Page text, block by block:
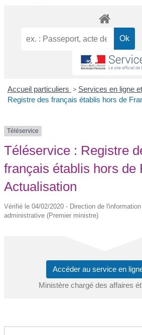
Accueil particuliers > Services en ligne
Registre des français établis hors de
Téléservice
Téléservice : Registre
français établis hors de
Actualisation
Vérifié le 04/02/2020 - Direction de
administrative (Premier ministre)
Accéder au service en
Ministère chargé des affaires